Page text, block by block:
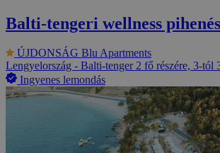
Balti-tengeri wellness pihenés
ÚJDONSÁG Blu Apartments
Lengyelország - Balti-tenger2 fő részére, 3-tól
Ingyenes lemondás